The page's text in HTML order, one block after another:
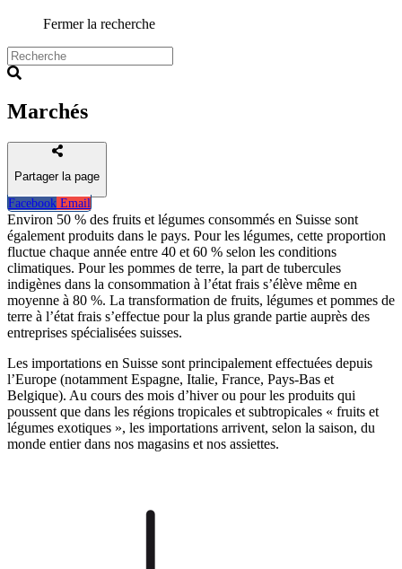
Fermer la recherche
Marchés
Partager la page
Facebook Email
Environ 50 % des fruits et légumes consommés en Suisse sont
également produits dans le pays. Pour les légumes, cette proportion
fluctue chaque année entre 40 et 60 % selon les conditions
climatiques. Pour les pommes de terre, la part de tubercules
indigènes dans la consommation à l’état frais s’élève même en
moyenne à 80 %. La transformation de fruits, légumes et pommes de
terre à l’état frais s’effectue pour la plus grande partie auprès des
entreprises spécialisées suisses.
Les importations en Suisse sont principalement effectuées depuis
l’Europe (notamment Espagne, Italie, France, Pays-Bas et
Belgique). Au cours des mois d’hiver ou pour les produits qui
poussent que dans les régions tropicales et subtropicales « fruits et
légumes exotiques », les importations arrivent, selon la saison, du
monde entier dans nos magasins et nos assiettes.